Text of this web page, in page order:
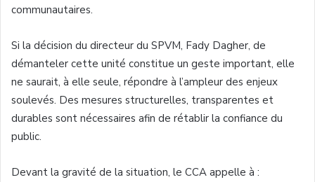
communautaires.
Si la décision du directeur du SPVM, Fady Dagher, de
démanteler cette unité constitue un geste important, elle
ne saurait, à elle seule, répondre à l’ampleur des enjeux
soulevés. Des mesures structurelles, transparentes et
durables sont nécessaires afin de rétablir la confiance du
public.
Devant la gravité de la situation, le CCA appelle à :